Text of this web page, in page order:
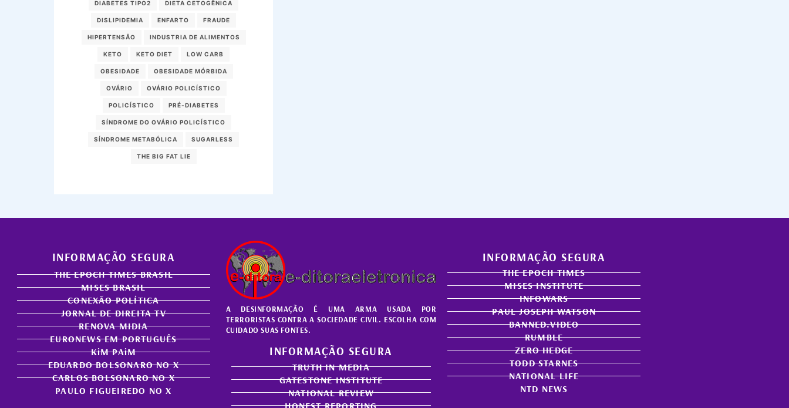
DIABETES TIPO2 DIETA CETOGÊNICA
DISLIPIDEMIA ENFARTO FRAUDE
HIPERTENSÃO INDUSTRIA DE ALIMENTOS
KETO KETO DIET LOW CARB
OBESIDADE OBESIDADE MÓRBIDA
OVÁRIO OVÁRIO POLICÍSTICO
POLICÍSTICO PRÉ-DIABETES
SÍNDROME DO OVÁRIO POLICÍSTICO
SÍNDROME METABÓLICA SUGARLESS
THE BIG FAT LIE
INFORMAÇÃO SEGURA
THE EPOCH TIMES BRASIL
MISES BRASIL
CONEXÃO POLÍTICA
JORNAL DE DIREITA TV
RENOVA MIDIA
EURONEWS EM PORTUGUÊS
KiM PAiM
EDUARDO BOLSONARO NO X
CARLOS BOLSONARO NO X
PAULO FIGUEIREDO NO X
A DESINFORMAÇÃO É UMA ARMA USADA POR
TERRORISTAS CONTRA A SOCIEDADE CIVIL. ESCOLHA COM
CUIDADO SUAS FONTES.
INFORMAÇÃO SEGURA
TRUTH IN MEDIA
GATESTONE INSTITUTE
NATIONAL REVIEW
HONEST REPORTING
INFORMAÇÃO SEGURA
THE EPOCH TIMES
MISES INSTITUTE
INFOWARS
PAUL JOSEPH WATSON
BANNED.VIDEO
RUMBLE
ZERO HEDGE
TODD STARNES
NATIONAL LIFE
NTD NEWS